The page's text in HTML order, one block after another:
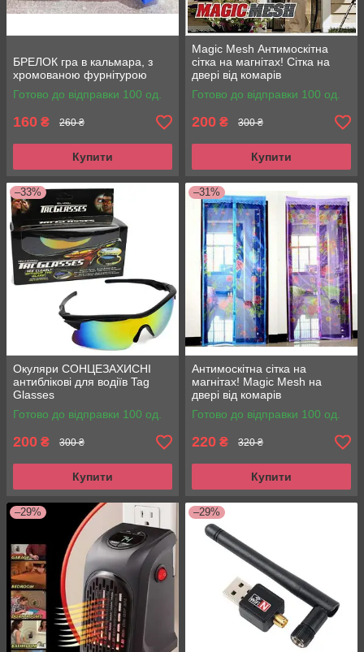
БРЕЛОК гра в кальмара, з
хромованою фурнітурою
Готово до відправки 100 од.
160 ₴ 260 ₴
Купити
Magic Mesh Антимоскітна
сітка на магнітах! Сітка на
двері від комарів
Готово до відправки 100 од.
200 ₴ 300 ₴
Купити
–33%
Окуляри СОНЦЕЗАХИСНІ
антиблікові для водіїв Tag
Glasses
Готово до відправки 100 од.
200 ₴ 300 ₴
Купити
–31%
Антимоскітна сітка на
магнітах! Magic Mesh на
двері від комарів
Готово до відправки 100 од.
220 ₴ 320 ₴
Купити
–29% –29%